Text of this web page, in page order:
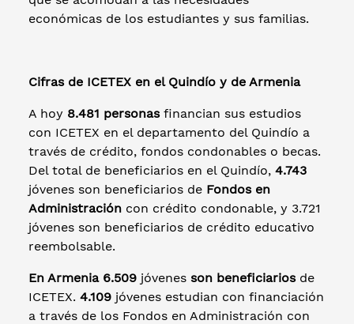
económicas de los estudiantes y sus familias.
Cifras de ICETEX en el Quindío y de Armenia
A hoy 8.481 personas financian sus estudios
con ICETEX en el departamento del Quindío a
través de crédito, fondos condonables o becas.
Del total de beneficiarios en el Quindío, 4.743
jóvenes son beneficiarios de Fondos en
Administración con crédito condonable, y 3.721
jóvenes son beneficiarios de crédito educativo
reembolsable.
En Armenia 6.509 jóvenes son beneficiariosde
ICETEX. 4.109 jóvenes estudian con financiación
a través de los Fondos en Administración con